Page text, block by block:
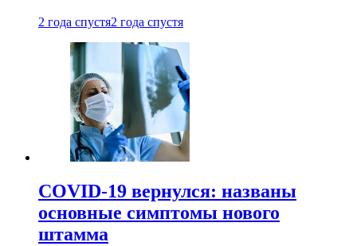
2 года спустя2 года спустя
COVID-19 вернулся: названы
основные симптомы нового
штамма